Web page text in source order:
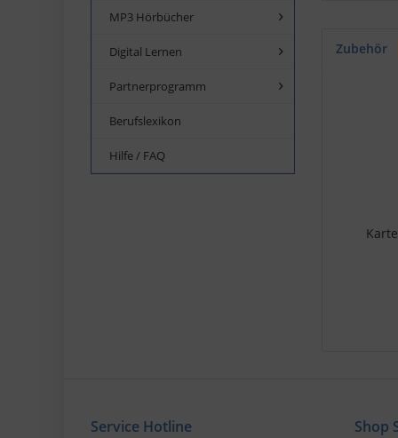
MP3 Hörbücher
Digital Lernen
Partnerprogramm
Berufslexikon
Hilfe / FAQ
Zubehör
Service Hotline Shop